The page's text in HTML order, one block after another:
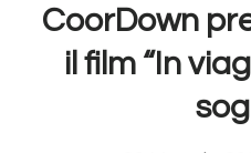
CoorDown
il film “In